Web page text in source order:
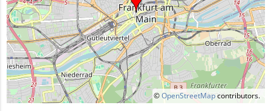
©OpenStreetMapcontributors.